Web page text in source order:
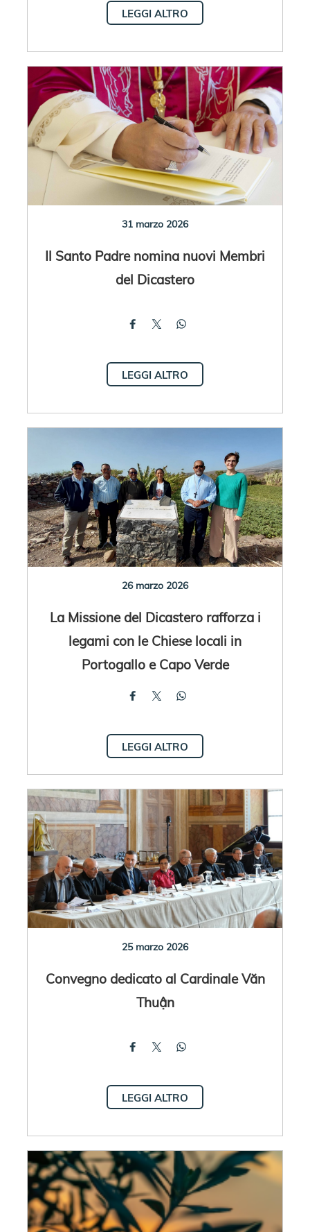
LEGGI ALTRO
31 marzo 2026
Il Santo Padre nomina nuovi Membri
del Dicastero
LEGGI ALTRO
26 marzo 2026
La Missione del Dicastero rafforza i
legami con le Chiese locali in
Portogallo e Capo Verde
LEGGI ALTRO
25 marzo 2026
Convegno dedicato al Cardinale Văn
Thuận
LEGGI ALTRO